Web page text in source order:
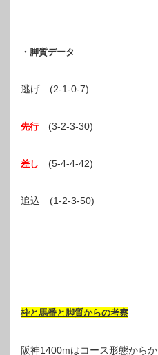
・脚質データ
逃げ (2-1-0-7)
先行(3-2-3-30)
差し (5-4-4-42)
追込 (1-2-3-50)
枠と馬番と脚質からの考察
阪神1400mはコース形態からか